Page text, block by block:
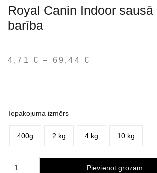
Royal Canin Indoor sausā
barība
4,71 € – 69,44€
Iepakojuma izmērs
400g 2 kg 4 kg 10 kg
Pievienot grozam